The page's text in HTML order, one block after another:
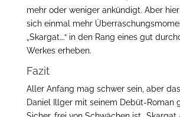
mehr oder weniger ankündigt. Aber
sich einmal mehr
„Skargat….“ in den Rang eines gut
Werkes erheben.
Fazit
Aller Anfang mag schwer sein, aber
Daniel Illger mit seinem Debüt-Roman